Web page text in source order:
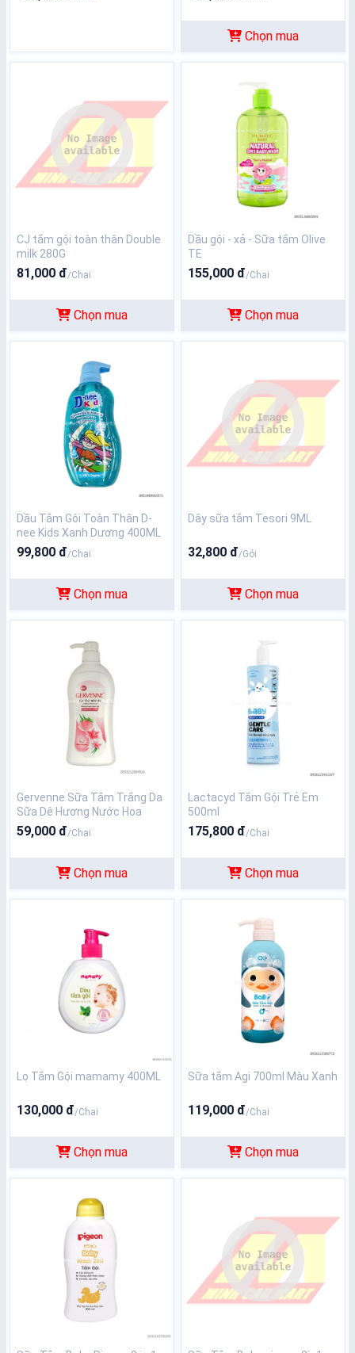
Chọn mua
CJ tắm gội toàn thân Double
milk 280G
81,000 đ/Chai
Chọn mua
Dầu gội - xả - Sữa tắm Olive
TE
155,000 đ/Chai
Chọn mua
Dầu Tắm Gôi Toàn Thân D-
nee Kids Xanh Dương 400ML
99,800 đ/Chai
Chọn mua
Dây sữa tắm Tesori 9ML
32,800 đ/Gói
Chọn mua
Gervenne Sữa Tắm Trắng Da
Sữa Dê Hương Nước Hoa
450g
59,000 đ/Chai
Chọn mua
Lactacyd Tắm Gội Trẻ Em
500ml
175,800 đ/Chai
Chọn mua
Lọ Tắm Gội mamamy 400ML
130,000 đ/Chai
Chọn mua
Sữa tắm Agi 700ml Màu Xanh
119,000 đ/Chai
Chọn mua